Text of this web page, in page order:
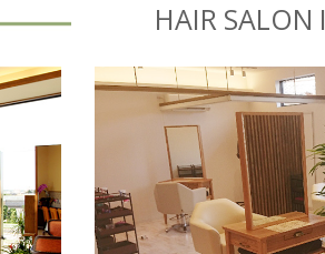
HAIR